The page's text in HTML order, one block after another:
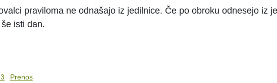
praviloma ne odnašajo iz jedilnice. Če po obroku odnesejo iz
isti dan.
Prenos